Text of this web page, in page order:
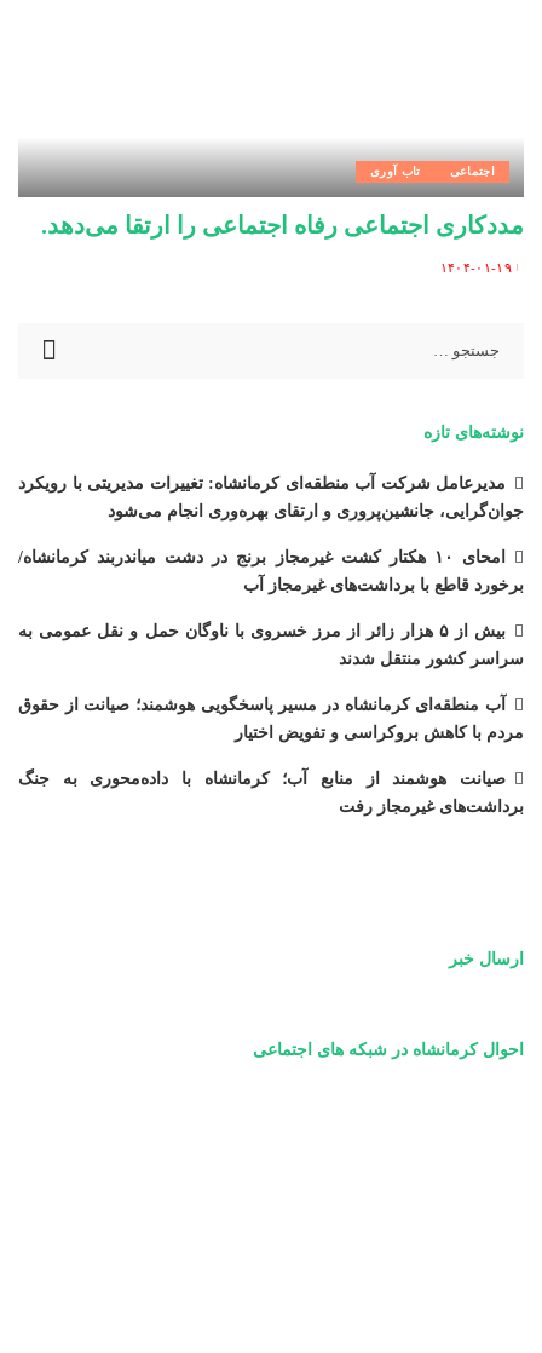
اجتماعی تاب آوری
مددکاری اجتماعی رفاه اجتماعی را ارتقا می‌دهد.
Posted
۱۴۰۴-۰۱-۱۹
نوشته‌های تازه
مدیرعامل شرکت آب منطقه‌ای کرمانشاه: تغییرات مدیریتی با رویکرد
جوان‌گرایی، جانشین‌پروری و ارتقای بهره‌وری انجام می‌شود
امحای ۱۰ هکتار کشت غیرمجاز برنج در دشت میاندربند کرمانشاه/
برخورد قاطع با برداشت‌های غیرمجاز آب
بیش از ۵ هزار زائر از مرز خسروی با ناوگان حمل‌ و نقل عمومی به
سراسر کشور منتقل شدند
آب منطقه‌ای کرمانشاه در مسیر پاسخگویی هوشمند؛ صیانت از حقوق
مردم با کاهش بروکراسی و تفویض اختیار
صیانت هوشمند از منابع آب؛ کرمانشاه با داده‌محوری به جنگ
برداشت‌های غیرمجاز رفت
ارسال خبر
احوال کرمانشاه در شبکه های اجتماعی